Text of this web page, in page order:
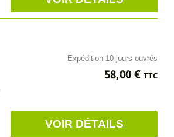
Expédition 10 jours ouvrés
Prix
58,00 € TTC
VOIR DÉTAILS